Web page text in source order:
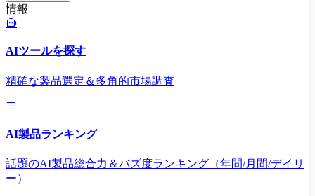
情報
AIツールを探す
精確な製品選定＆多角的市場調査
AI製品ランキング
話題のAI製品総合力＆バズ度ランキング（年間/月間/デイリ
ー）